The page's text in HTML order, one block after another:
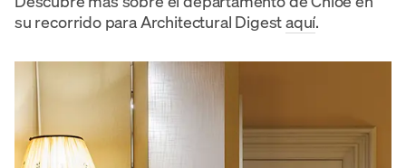
su recorrido para Architectural Digestaquí.